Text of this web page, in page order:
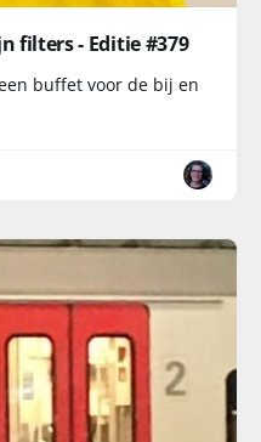
filters - Editie #379
buffet voor de bij en